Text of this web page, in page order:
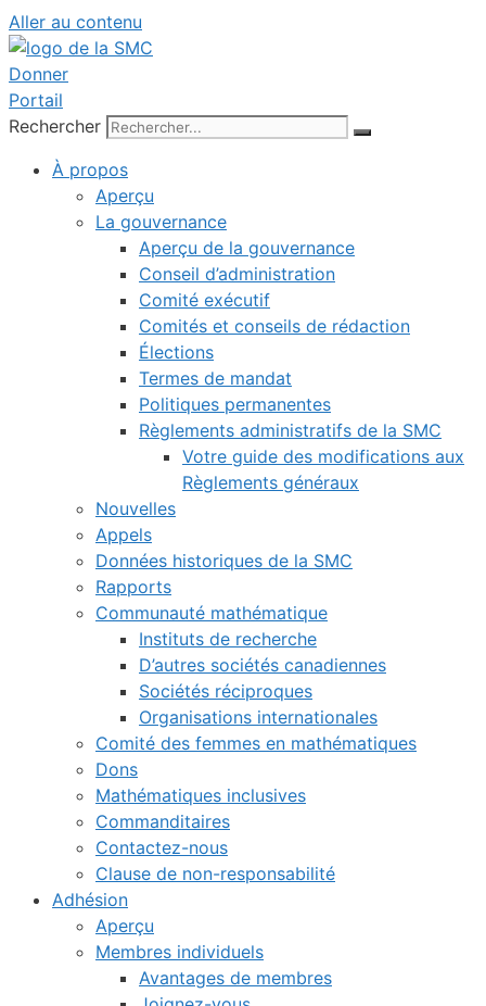
Aller au contenu
Donner
Portail
Rechercher
À propos
Aperçu
La gouvernance
Aperçu de la gouvernance
Conseil d’administration
Comité exécutif
Comités et conseils de rédaction
Élections
Termes de mandat
Politiques permanentes
Règlements administratifs de la SMC
Votre guide des modifications aux
Règlements généraux
Nouvelles
Appels
Données historiques de la SMC
Rapports
Communauté mathématique
Instituts de recherche
D’autres sociétés canadiennes
Sociétés réciproques
Organisations internationales
Comité des femmes en mathématiques
Dons
Mathématiques inclusives
Commanditaires
Contactez-nous
Clause de non-responsabilité
Adhésion
Aperçu
Membres individuels
Avantages de membres